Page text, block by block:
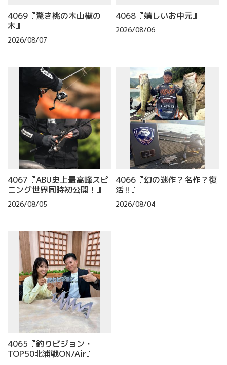
4069『驚き桃の木山椒の
木』
2026/08/07
4068『嬉しいお中元』
2026/08/06
4067『ABU史上最高峰スピ
ニング世界同時初公開！』
2026/08/05
4066『幻の迷作？名作？復
活‼』
2026/08/04
4065『釣りビジョン・
TOP50北浦戦ON/Air』